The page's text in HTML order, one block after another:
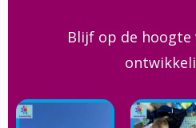
Blijf op de hoogte